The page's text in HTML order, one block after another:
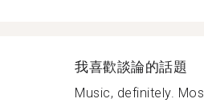
我喜歡談論的話題
Music, definitely.